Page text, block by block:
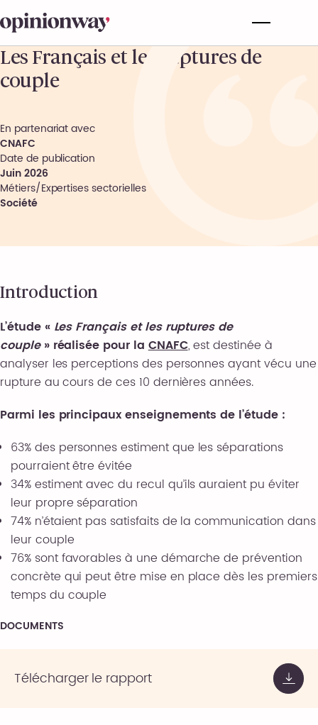
Les Français et les ruptures de
couple
En partenariat avec
CNAFC
Date de publication
Juin 2026
Métiers/Expertises sectorielles
Société
Introduction
L’étude « Les Français et les ruptures de
couple» réalisée pour laCNAFC, est destinée à
analyser les perceptions des personnes ayant vécu une
rupture au cours de ces 10 dernières années.
Parmi les principaux enseignements de l’étude :
63% des personnes estiment que les séparations
pourraient être évitée
34% estiment avec du recul qu’ils auraient pu éviter
leur propre séparation
74% n’étaient pas satisfaits de la communication dans
leur couple
76% sont favorables à une démarche de prévention
concrète qui peut être mise en place dès les premiers
temps du couple
DOCUMENTS
Télécharger le rapport